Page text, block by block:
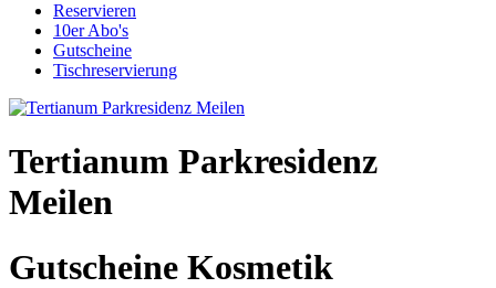
Reservieren
10er Abo's
Gutscheine
Tischreservierung
Tertianum Parkresidenz
Meilen
Gutscheine Kosmetik